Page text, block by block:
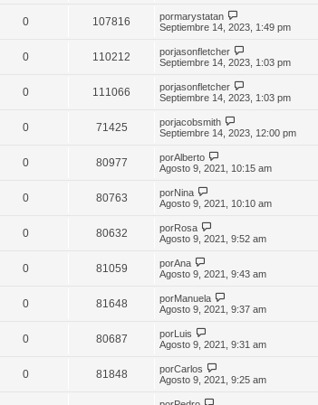
0 107816 pormarystatan
Septiembre 14, 2023, 1:49 pm
0 110212 porjasonfletcher
Septiembre 14, 2023, 1:03 pm
0 111066 porjasonfletcher
Septiembre 14, 2023, 1:03 pm
0 71425 porjacobsmith
Septiembre 14, 2023, 12:00 pm
0 80977 porAlberto
Agosto 9, 2021, 10:15 am
0 80763 porNina
Agosto 9, 2021, 10:10 am
0 80632 porRosa
Agosto 9, 2021, 9:52 am
0 81059 porAna
Agosto 9, 2021, 9:43 am
0 81648 porManuela
Agosto 9, 2021, 9:37 am
0 80687 porLuis
Agosto 9, 2021, 9:31 am
0 81848 porCarlos
Agosto 9, 2021, 9:25 am